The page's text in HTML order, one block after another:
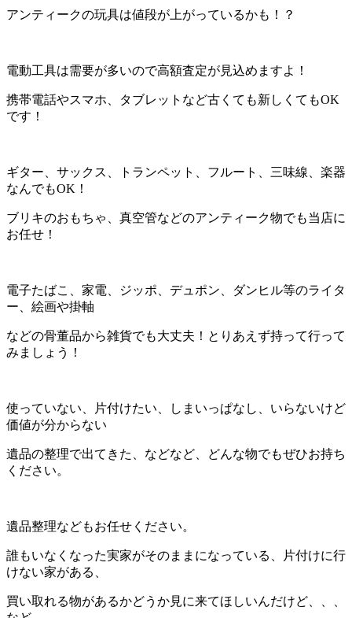
アンティークの玩具は値段が上がっているかも！？
電動工具は需要が多いので高額査定が見込めますよ！
携帯電話やスマホ、タブレットなど古くても新しくてもOK
です！
ギター、サックス、トランペット、フルート、三味線、楽器
なんでもOK！
ブリキのおもちゃ、真空管などのアンティーク物でも当店に
お任せ！
電子たばこ、家電、ジッポ、デュポン、ダンヒル等のライタ
ー、絵画や掛軸
などの骨董品から雑貨でも大丈夫！とりあえず持って行って
みましょう！
使っていない、片付けたい、しまいっぱなし、いらないけど
価値が分からない
遺品の整理で出てきた、などなど、どんな物でもぜひお持ち
ください。
遺品整理などもお任せください。
誰もいなくなった実家がそのままになっている、片付けに行
けない家がある、
買い取れる物があるかどうか見に来てほしいんだけど、、、